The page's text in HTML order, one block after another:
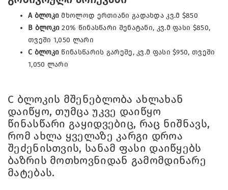
A ბლოკი მხოლოდ ერთიანი გადახდა კვ.მ $850
B ბლოკი 20% წინასწარი შენატანი, კვ.მ ფასი $850,
თვეში 1,050 ლარი
C ბლოკი წინასწარის გარეშე, კვ.მ ფასი $950, თვეში
1,050 ლარი
C ბლოკის მშენებლობა ახლახან
დაიწყო, თუმცა უკვე დაიწყო
წინასწარი გაყიდვებიც, რაც ნიშნავს,
რომ ახლა ყველაზე კარგი დროა
შეძენისთვის, სანამ ფასი დაიწყებს
ბაზრის მოთხოვნიდან გამომდინარე
მატებას.